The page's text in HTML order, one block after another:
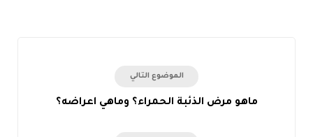
الموضوع التالي
ماهو مرض الذئبة الحمراء؟ وماهي اعراضه؟